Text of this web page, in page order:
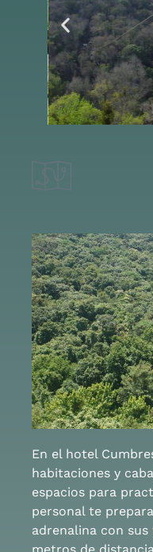
En el hotel
habitaciones y
espacios para
personal te
adrenalina con sus